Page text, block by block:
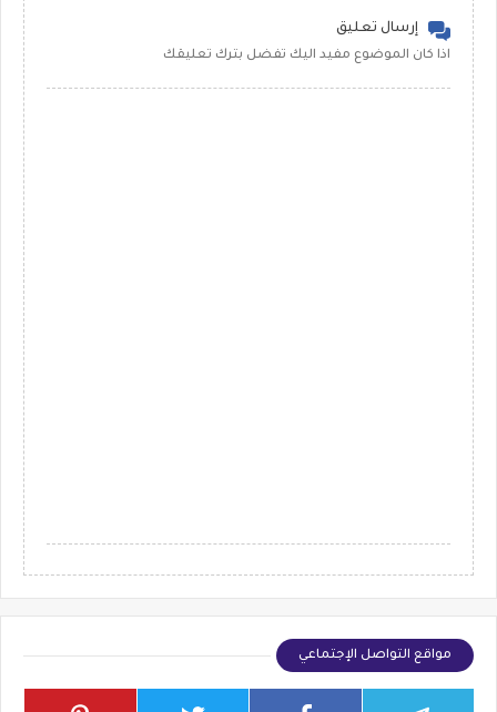
إرسال تعليق
اذا كان الموضوع مفيد اليك تفضل بترك تعليقك
مواقع التواصل الإجتماعي